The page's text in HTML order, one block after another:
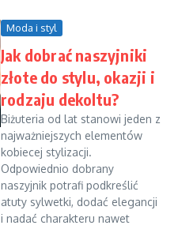
Moda i styl
Jak dobrać naszyjniki
złote do stylu, okazji i
rodzaju dekoltu?
Biżuteria od lat stanowi jeden z
najważniejszych elementów
kobiecej stylizacji.
Odpowiednio dobrany
naszyjnik potrafi podkreślić
atuty sylwetki, dodać elegancji
i nadać charakteru nawet